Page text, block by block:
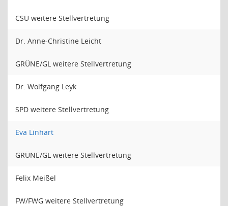
CSU weitere Stellvertretung
Dr. Anne-Christine Leicht
GRÜNE/GL weitere Stellvertretung
Dr. Wolfgang Leyk
SPD weitere Stellvertretung
Eva Linhart
GRÜNE/GL weitere Stellvertretung
Felix Meißel
FW/FWG weitere Stellvertretung